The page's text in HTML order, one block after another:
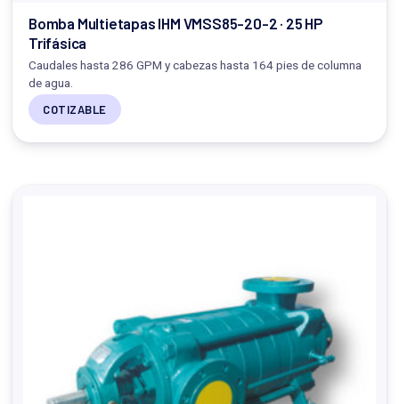
Bomba Multietapas IHM VMSS85-20-2 · 25 HP
Trifásica
Caudales hasta 286 GPM y cabezas hasta 164 pies de columna
de agua.
COTIZABLE